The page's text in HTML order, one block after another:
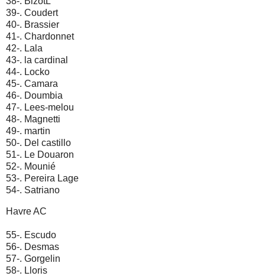
39-. Coudert
40-. Brassier
41-. Chardonnet
42-. Lala
43-. la cardinal
44-. Locko
45-. Camara
46-. Doumbia
47-. Lees-melou
48-. Magnetti
49-. martin
50-. Del castillo
51-. Le Douaron
52-. Mounié
53-. Pereira Lage
54-. Satriano
Havre AC
55-. Escudo
56-. Desmas
57-. Gorgelin
58-. Lloris